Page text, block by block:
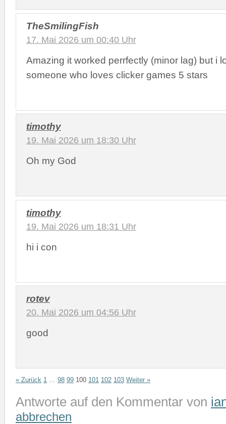
TheSmilingFish
17. Mai 2026 um 00:40 Uhr
Amazing it worked perrfectly (minor lag) but i
someone who loves clicker games 5 stars
timothy
19. Mai 2026 um 18:30 Uhr
Oh my God
timothy
19. Mai 2026 um 18:31 Uhr
hi i con
rotev
20. Mai 2026 um 04:56 Uhr
good
« Zurück 1 … 98 99 100 101 102 103 Weiter »
Antworte auf den Kommentar von
abbrechen